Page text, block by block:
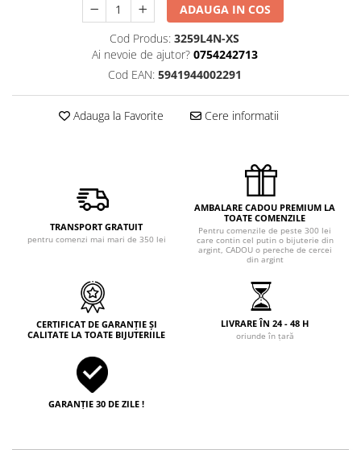
ADAUGA IN COS
Cod Produs: 3259L4N-XS
Ai nevoie de ajutor? 0754242713
Cod EAN: 5941944002291
Adauga la Favorite Cere informatii
TRANSPORT GRATUIT
pentru comenzi mai mari de 350 lei
AMBALARE CADOU PREMIUM LA
TOATE COMENZILE
Pentru comenzile de peste 300 lei
care contin cel putin o bijuterie din
argint, CADOU o pereche de cercei
din argint
CERTIFICAT DE GARANȚIE ȘI
CALITATE LA TOATE BIJUTERIILE
LIVRARE ÎN 24 - 48 H
oriunde în țară
GARANȚIE 30 DE ZILE !